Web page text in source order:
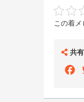
この着メ
共